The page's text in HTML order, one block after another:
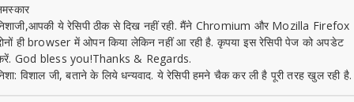
ये रेसिपी ठीक से दिख नहीं रही. मैंने Chromium और Mozilla Firefox
ही browser में ओपन किया लेकिन नहीं आ रही है. कृपया इस रेसिपी पेज को अपडेट
God bless you!Thanks & Regards.
विशाल जी, बताने के लिये धन्यवाद. ये रेसिपी हमने चैक कर ली है पूरी तरह खुल रही है.